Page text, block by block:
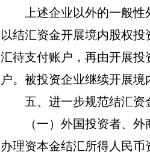
上述企业以外的一般
以结汇资金开展境内股权
汇待支付账户，再由开展
户。被投资企业继续开展境
五、进一步规范结汇资
（一）外国投资者、
办理资本金结汇所得人民